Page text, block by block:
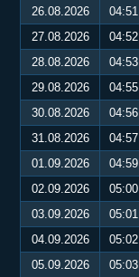
26.08.2026
04:51
27.08.2026
04:52
28.08.2026
04:53
29.08.2026
04:55
30.08.2026
04:56
31.08.2026
04:57
01.09.2026
04:59
02.09.2026
05:00
03.09.2026
05:01
04.09.2026
05:02
05.09.2026
05:03